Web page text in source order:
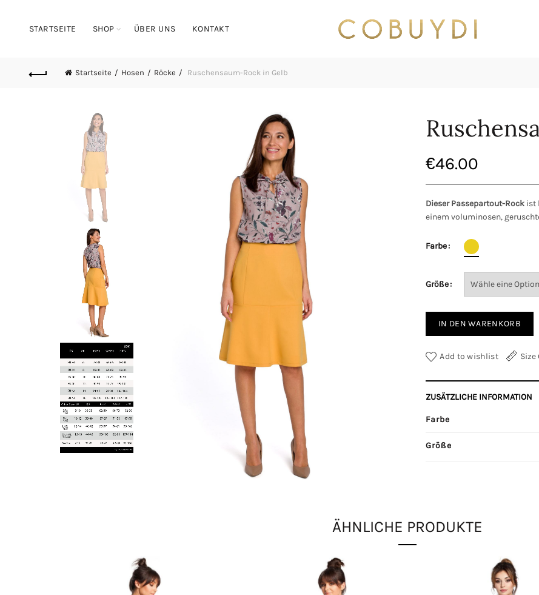
STARTSEITE SHOP ÜBER UNS KONTAKT
Startseite Hosen Röcke Ruschensaum-Rock in Gelb
€46.00
Dieser Passepartout-Rock ist
einem voluminosen,
Farbe
Größe
IN DEN WARENKORB
Add to wishlist Size
ZUSÄTZLICHE INFORMATION
Farbe
Größe
ÄHNLICHE PRODUKTE